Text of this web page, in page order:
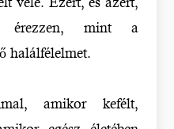
érezzen, mint a
halálfélelmet.
amikor kefélt,